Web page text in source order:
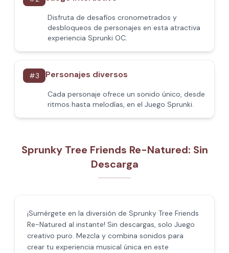
Disfruta de desafíos cronometrados y
desbloqueos de personajes en esta atractiva
experiencia Sprunki OC.
#3 Personajes diversos
Cada personaje ofrece un sonido único, desde
ritmos hasta melodías, en el Juego Sprunki.
Sprunky Tree Friends Re-Natured: Sin
Descarga
¡Sumérgete en la diversión de Sprunky Tree Friends
Re-Natured al instante! Sin descargas, solo Juego
creativo puro. Mezcla y combina sonidos para
crear tu experiencia musical única en este